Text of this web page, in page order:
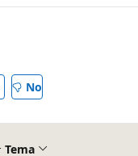
No
Tema